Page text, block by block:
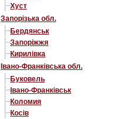
Хуст
Запорізька обл.
Бердянськ
Запоріжжя
Кирилівка
Івано-Франківська обл.
Буковель
Івано-Франківськ
Коломия
Косів